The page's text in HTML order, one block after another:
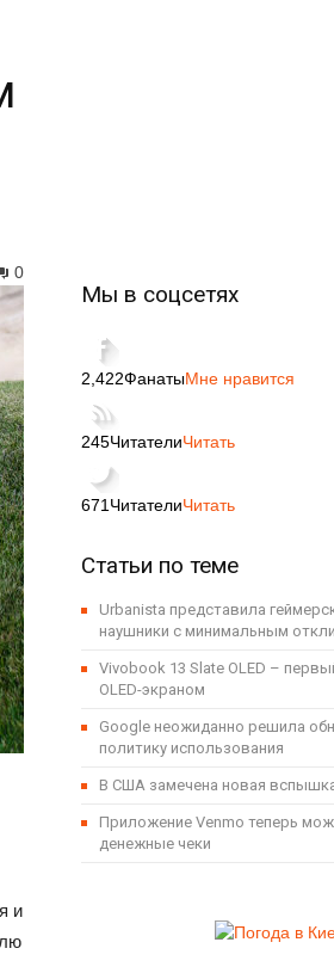
0
и
Мы в соцсетях
2,422ФанатыМне нравится
245ЧитателиЧитать
671 ЧитателиЧитать
Статьи по теме
Urbanista представила
наушники с минимальным
Vivobook 13 Slate OLED –
OLED-экраном
Google неожиданно решила
политику использования
В США замечена новая
Приложение Venmo теперь
денежные чеки